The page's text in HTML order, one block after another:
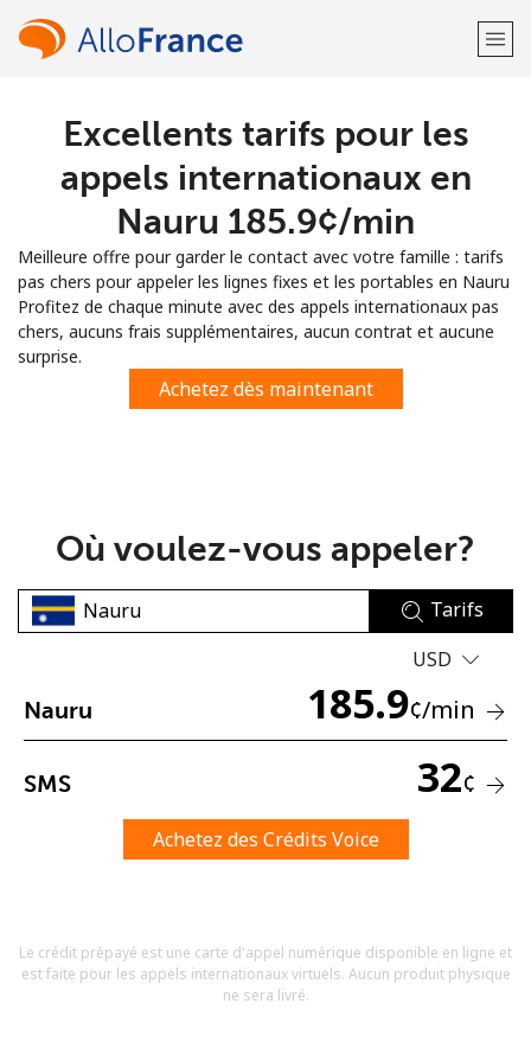
Bienvenue!
Vous avez déjà un compte?
S'enregistrer avec
ou
Aucun mot de passe créé
Une lettre majuscule et une lettre minuscule
Un caractère spécial
Excellents tarifs pour les
appels internationaux en
Nauru ⁦185.9¢⁩/min
Meilleure offre pour garder le contact avec votre famille : tarifs
pas chers pour appeler les lignes fixes et les portables en Nauru
Profitez de chaque minute avec des appels internationaux pas
chers, aucuns frais supplémentaires, aucun contrat et aucune
surprise.
Achetez dès maintenant
Où voulez-vous appeler?
Tarifs
USD
Nauru 185.9¢/min
SMS 32¢
Achetez des Crédits Voice
Le crédit prépayé est une carte d'appel numérique disponible en ligne et
est faite pour les appels internationaux virtuels. Aucun produit physique
ne sera livré.